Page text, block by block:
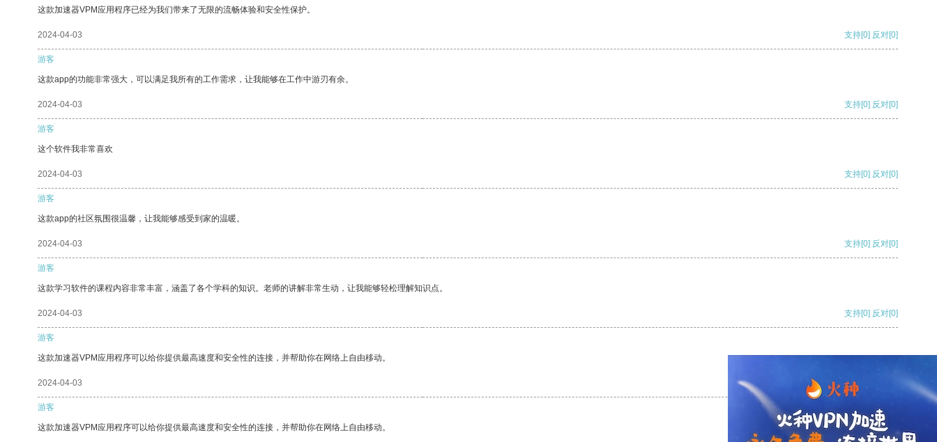
这款加速器VPM应用程序已经为我们带来了无限的流畅体验和安全性保护。
2024-04-03 支持[0] 反对[0]
游客
这款app的功能非常强大，可以满足我所有的工作需求，让我能够在工作中游刃有余。
2024-04-03 支持[0] 反对[0]
游客
这个软件我非常喜欢
2024-04-03 支持[0] 反对[0]
游客
这款app的社区氛围很温馨，让我能够感受到家的温暖。
2024-04-03 支持[0] 反对[0]
游客
这款学习软件的课程内容非常丰富，涵盖了各个学科的知识。老师的讲解非常生动，让我能够轻松理解知识点。
2024-04-03 支持[0] 反对[0]
游客
这款加速器VPM应用程序可以给你提供最高速度和安全性的连接，并帮助你在网络上自由移动。
2024-04-03 支持
游客
这款加速器VPM应用程序可以给你提供最高速度和安全性的连接，并帮助你在网络上自由移动。